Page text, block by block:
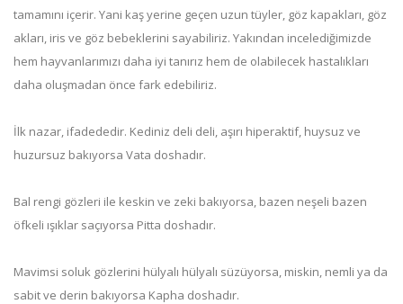
tamamını içerir. Yani kaş yerine geçen uzun tüyler, göz kapakları, göz
akları, iris ve göz bebeklerini sayabiliriz. Yakından incelediğimizde
hem hayvanlarımızı daha iyi tanırız hem de olabilecek hastalıkları
daha oluşmadan önce fark edebiliriz.
İlk nazar, ifadededir. Kediniz deli deli, aşırı hiperaktif, huysuz ve
huzursuz bakıyorsa Vata doshadır.
Bal rengi gözleri ile keskin ve zeki bakıyorsa, bazen neşeli bazen
öfkeli ışıklar saçıyorsa Pitta doshadır.
Mavimsi soluk gözlerini hülyalı hülyalı süzüyorsa, miskin, nemli ya da
sabit ve derin bakıyorsa Kapha doshadır.